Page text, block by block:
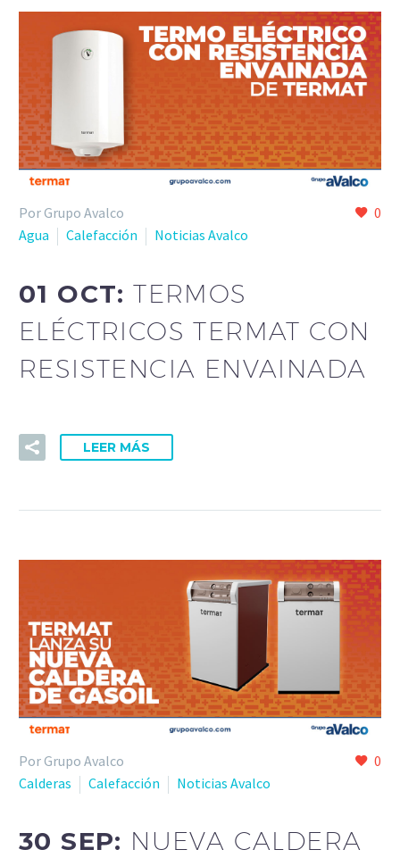
0
Por Grupo Avalco
Agua
Calefacción Noticias Avalco
01 OCT:TERMOS
ELÉCTRICOS TERMAT CON
RESISTENCIA ENVAINADA
LEER MÁS
0
Por Grupo Avalco
Calderas
Calefacción Noticias Avalco
30 SEP: NUEVA CALDERA